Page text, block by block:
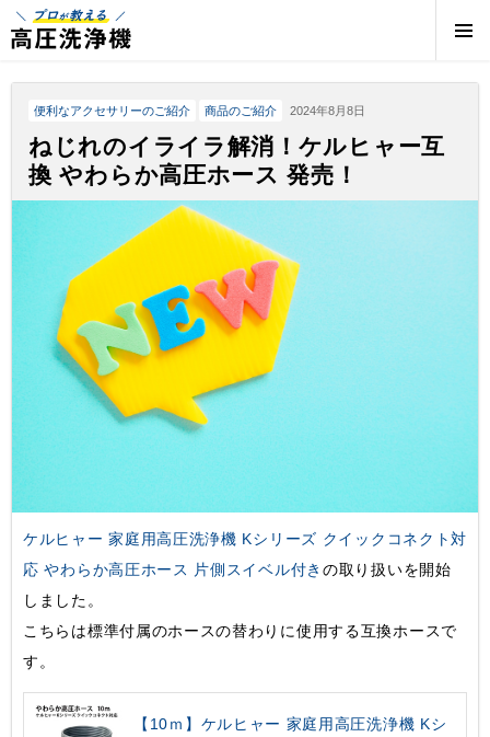
便利なアクセサリーのご紹介 商品のご紹介 2024年8月8日
ねじれのイライラ解消！ケルヒャー互
換 やわらか高圧ホース 発売！
ケルヒャー 家庭用高圧洗浄機 Kシリーズ クイックコネクト対
応 やわらか高圧ホース 片側スイベル付き の取り扱いを開始
しました。
こちらは標準付属のホースの替わりに使用する互換ホースで
す。
【10ｍ】ケルヒャー 家庭用高圧洗浄機 Kシ